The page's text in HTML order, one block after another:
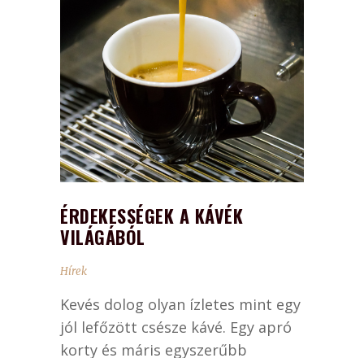
ÉRDEKESSÉGEK A KÁVÉK
VILÁGÁBÓL
Hírek
Kevés dolog olyan ízletes mint egy
jól lefőzött csésze kávé. Egy apró
korty és máris egyszerűbb